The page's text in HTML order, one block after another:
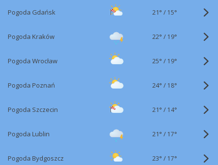
Pogoda Gdańsk 21° / 15°
Pogoda Kraków 22° / 19°
Pogoda Wrocław 25° / 19°
Pogoda Poznań 24° / 18°
Pogoda Szczecin 21° / 14°
Pogoda Lublin 21° / 17°
Pogoda Bydgoszcz 23° / 17°